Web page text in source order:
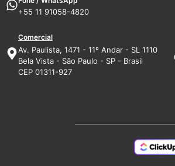
+55 11 91058-4820
Comercial
Av. Paulista, 1471 - 11º Andar - SL 1110
Bela Vista - São Paulo - SP - Brasil
CEP 01311-927